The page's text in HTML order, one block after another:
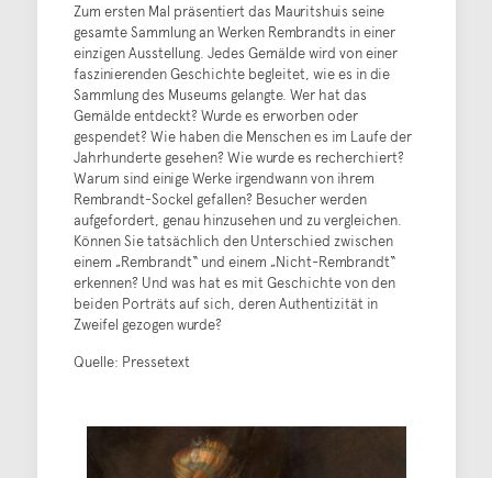
Zum ersten Mal präsentiert das Mauritshuis seine
gesamte Sammlung an Werken Rembrandts in einer
einzigen Ausstellung. Jedes Gemälde wird von einer
faszinierenden Geschichte begleitet, wie es in die
Sammlung des Museums gelangte. Wer hat das
Gemälde entdeckt? Wurde es erworben oder
gespendet? Wie haben die Menschen es im Laufe der
Jahrhunderte gesehen? Wie wurde es recherchiert?
Warum sind einige Werke irgendwann von ihrem
Rembrandt-Sockel gefallen? Besucher werden
aufgefordert, genau hinzusehen und zu vergleichen.
Können Sie tatsächlich den Unterschied zwischen
einem „Rembrandt“ und einem „Nicht-Rembrandt“
erkennen? Und was hat es mit Geschichte von den
beiden Porträts auf sich, deren Authentizität in
Zweifel gezogen wurde?
Quelle: Pressetext